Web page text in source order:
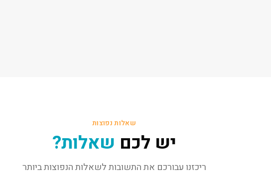
שאלות נפוצות
יש לכם שאלות?
ריכזנו עבורכם את התשובות לשאלות הנפוצות ביותר